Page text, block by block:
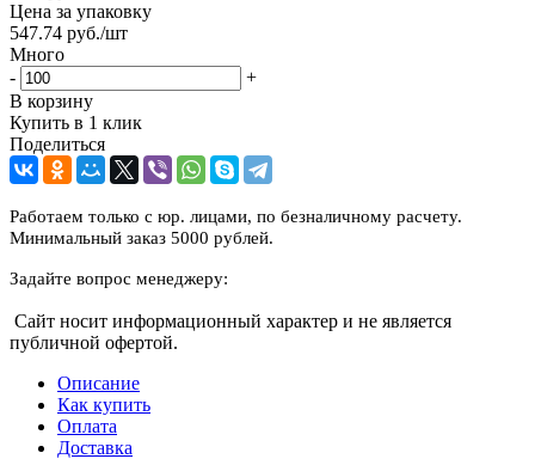
Цена за упаковку
547.74 руб./шт
Много
-
+
В корзину
Купить в 1 клик
Поделиться
Работаем только с юр. лицами, по безналичному расчету.
Минимальный заказ 5000 рублей.
Задайте вопрос менеджеру:
Сайт носит информационный характер и не является
публичной офертой.
Описание
Как купить
Оплата
Доставка